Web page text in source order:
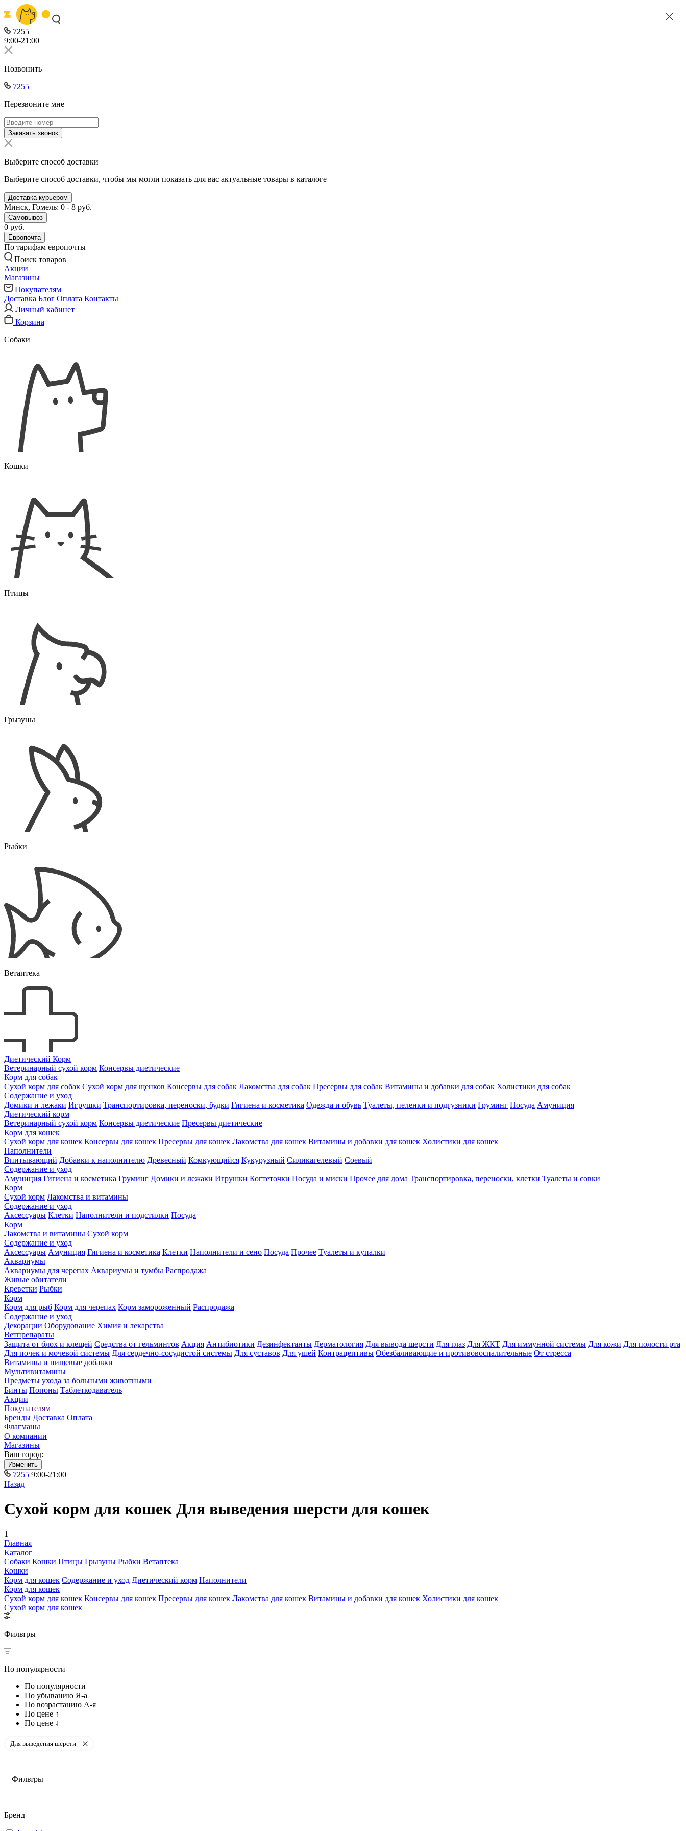
7255
9:00-21:00
Позвонить
7255
Перезвоните мне
Заказать звонок
Выберите способ доставки
Выберите способ доставки, чтобы мы могли показать для вас актуальные товары в каталоге
Доставка курьером
Минск, Гомель: 0 - 8 руб.
Самовывоз
0 руб.
Европочта
По тарифам европочты
Поиск товаров
Акции
Магазины
Покупателям
Доставка Блог Оплата Контакты
Личный кабинет
Корзина
Собаки
Кошки
Птицы
Грызуны
Рыбки
Ветаптека
Диетический Корм
Ветеринарный сухой корм Консервы диетические
Корм для собак
Сухой корм для собак Сухой корм для щенков Консервы для собак Лакомства для собак Пресервы для собак Витамины и добавки для собак Холистики для собак
Содержание и уход
Домики и лежаки Игрушки Транспортировка, переноски, будки Гигиена и косметика Одежда и обувь Туалеты, пеленки и подгузники Груминг Посуда Амуниция
Диетический корм
Ветеринарный сухой корм Консервы диетические Пресервы диетические
Корм для кошек
Сухой корм для кошек Консервы для кошек Пресервы для кошек Лакомства для кошек Витамины и добавки для кошек Холистики для кошек
Наполнители
Впитывающий Добавки к наполнителю Древесный Комкующийся Кукурузный Силикагелевый Соевый
Содержание и уход
Амуниция Гигиена и косметика Груминг Домики и лежаки Игрушки Когтеточки Посуда и миски Прочее для дома Транспортировка, переноски, клетки Туалеты и совки
Корм
Сухой корм Лакомства и витамины
Содержание и уход
Аксессуары Клетки Наполнители и подстилки Посуда
Корм
Лакомства и витамины Сухой корм
Содержание и уход
Аксессуары Амуниция Гигиена и косметика Клетки Наполнители и сено Посуда Прочее Туалеты и купалки
Аквариумы
Аквариумы для черепах Аквариумы и тумбы Распродажа
Живые обитатели
Креветки Рыбки
Корм
Корм для рыб Корм для черепах Корм замороженный Распродажа
Содержание и уход
Декорации Оборудование Химия и лекарства
Ветпрепараты
Защита от блох и клещей Средства от гельминтов Акция Антибиотики Дезинфектанты Дерматология Для вывода шерсти Для глаз Для ЖКТ Для иммунной системы Для кожи Для полости рта
Для почек и мочевой системы Для сердечно-сосудистой системы Для суставов Для ушей Контрацептивы Обезбаливающие и противовоспалительные От стресса
Витамины и пищевые добавки
Мультивитамины
Предметы ухода за больными животными
Бинты Попоны Таблеткодаватель
Акции
Покупателям
Бренды Доставка Оплата
Флагманы
О компании
Магазины
Ваш город:
Изменить
7255 9:00-21:00
Назад
Сухой корм для кошек Для выведения шерсти для кошек
1
Главная
Каталог
Собаки Кошки Птицы Грызуны Рыбки Ветаптека
Кошки
Корм для кошек Содержание и уход Диетический корм Наполнители
Корм для кошек
Сухой корм для кошек Консервы для кошек Пресервы для кошек Лакомства для кошек Витамины и добавки для кошек Холистики для кошек
Сухой корм для кошек
Фильтры
По популярности
По популярности
По убыванию Я-а
По возрастанию А-я
По цене ↑
По цене ↓
Для выведения шерсти
Фильтры
Бренд